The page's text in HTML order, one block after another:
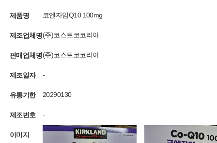
제품명 코엔자임Q10 100mg
제조업체명(주)코스트코코리아
판매업체명(주)코스트코코리아
제조일자 -
유통기한 20290130
제조번호 -
이미지